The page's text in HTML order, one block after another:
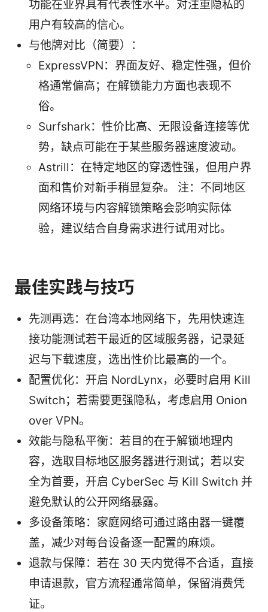
功能在业界具有代表性水平。对注重隐私的
用户有较高的信心。
与他牌对比（简要）：
ExpressVPN：界面友好、稳定性强，但价
格通常偏高；在解锁能力方面也表现不
俗。
Surfshark：性价比高、无限设备连接等优
势，缺点可能在于某些服务器速度波动。
Astrill：在特定地区的穿透性强，但用户界
面和售价对新手稍显复杂。 注：不同地区
网络环境与内容解锁策略会影响实际体
验，建议结合自身需求进行试用对比。
最佳实践与技巧
先测再选：在台湾本地网络下，先用快速连
接功能测试若干最近的区域服务器，记录延
迟与下载速度，选出性价比最高的一个。
配置优化：开启 NordLynx，必要时启用 Kill
Switch；若需要更强隐私，考虑启用 Onion
over VPN。
效能与隐私平衡：若目的在于解锁地理内
容，选取目标地区服务器进行测试；若以安
全为首要，开启 CyberSec 与 Kill Switch 并
避免默认的公开网络暴露。
多设备策略：家庭网络可通过路由器一键覆
盖，减少对每台设备逐一配置的麻烦。
退款与保障：若在 30 天内觉得不合适，直接
申请退款，官方流程通常简单，保留消费凭
证。